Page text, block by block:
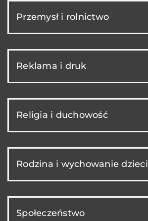
Przemysł i rolnictwo
Reklama i druk
Religia i duchowość
Rodzina i wychowanie dzieci
Społeczeństwo